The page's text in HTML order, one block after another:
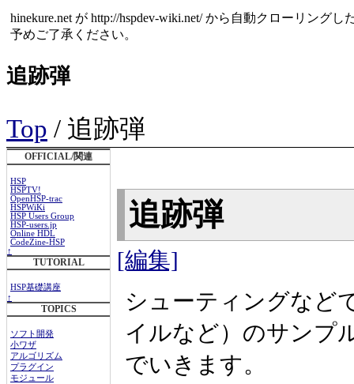
hinekure.net が http://hspdev-wiki.net/ から自動クローリング
予めご了承ください。
追跡弾
Top / 追跡弾
OFFICIAL/関連
HSP
HSPTV!
OpenHSP-trac
HSPWiKi
HSP Users Group
HSP-users.jp
Online HDL
CodeZine-HSP
↑
TUTORIAL
HSP基礎講座
↑
TOPICS
ソフト開発
小ワザ
アルゴリズム
プラグイン
モジュール
追跡弾
[編集]
シューティングなど
イルなど）のサンプ
でいきます。